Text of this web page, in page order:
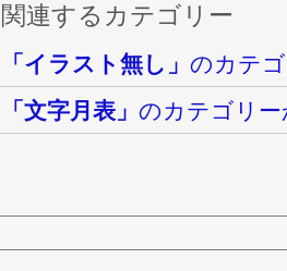
関連するカテゴリー
「イラスト無し」のカテ
「文字月表」のカテゴリ